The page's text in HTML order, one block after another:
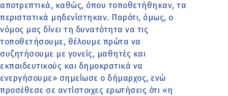
αποτρεπτικά, καθώς, όπου τοποθετήθηκαν, τα
περιστατικά μηδενίστηκαν. Παρότι, όμως, ο
νόμος μας δίνει τη δυνατότητα να τις
τοποθετήσουμε, θέλουμε πρώτα να
συζητήσουμε με γονείς, μαθητές και
εκπαιδευτικούς και δημοκρατικά να
ενεργήσουμε» σημείωσε ο δήμαρχος, ενώ
προσέθεσε σε αντίστοιχες ερωτήσεις ότι «η